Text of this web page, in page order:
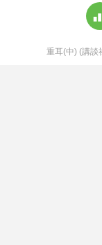
重耳(中) (講談